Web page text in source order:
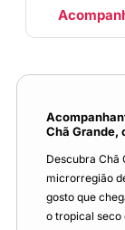
Acompanhantes em Chã Grande: Na tranquilidade de
Chã Grande,
Descubra Chã
microrregião
gosto que
o tropical seco